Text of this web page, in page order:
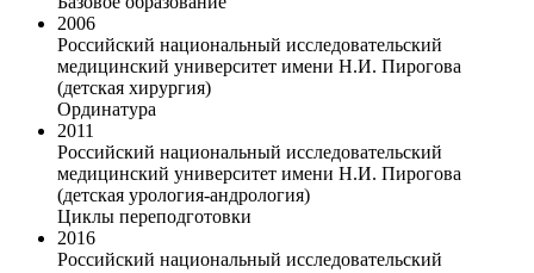
2006
Российский национальный исследовательский
медицинский университет имени Н.И. Пирогова
(детская хирургия)
Ординатура
2011
Российский национальный исследовательский
медицинский университет имени Н.И. Пирогова
(детская урология-андрология)
Циклы переподготовки
2016
Российский национальный исследовательский